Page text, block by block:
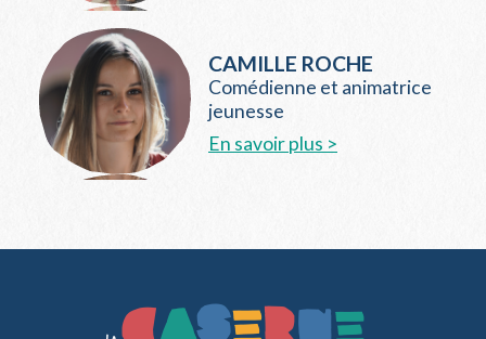
CAMILLE ROCHE
Comédienne et animatrice
jeunesse
En savoir plus >